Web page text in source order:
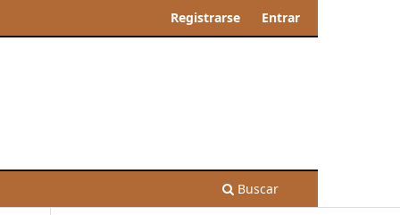
Buscar
Registrarse Entrar